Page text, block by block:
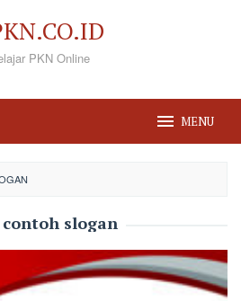
PKN Online
MENU
contoh slogan